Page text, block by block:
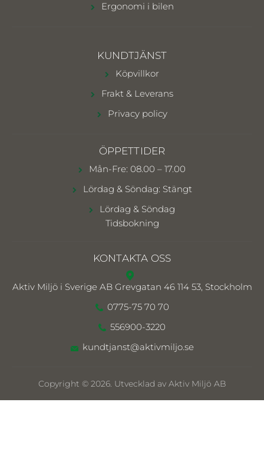
Ergonomi i bilen
KUNDTJÄNST
Köpvillkor
Frakt & Leverans
Privacy policy
ÖPPETTIDER
Mån-Fre: 08.00 – 17.00
Lördag & Söndag: Stängt
Lördag & Söndag
Tidsbokning
KONTAKTA OSS
Aktiv Miljö i Sverige AB Grevgatan 46 114 53, Stockholm
0775-75 70 70
556900-3220
kundtjanst@aktivmiljo.se
Copyright © 2026. Utvecklad av Aktiv Miljö AB